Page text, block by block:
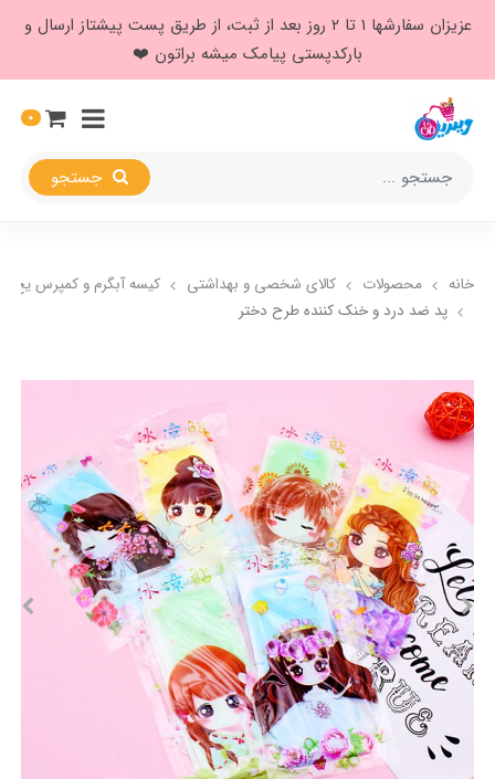
عزیزان سفارشها ۱ تا ۲ روز بعد از ثبت، از طریق پست پیشتاز ارسال و
بارکدپستی پیامک میشه براتون ❤️
0
خانه محصولات کالای شخصی و بهداشتی
کیسه آبگرم و کمپرس یخ
پد ضد درد و خنک کننده طرح دختر